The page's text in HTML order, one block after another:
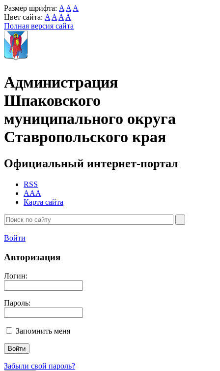
Размер шрифта: A A A
Цвет сайта: A A A A
Полная версия сайта
Администрация
Шпаковского
муниципального округа
Ставропольского края
Официальный интернет-портал
RSS
AAA
Карта сайта
Войти
Авторизация
Логин:
Пароль:
Запомнить меня
Забыли свой пароль?